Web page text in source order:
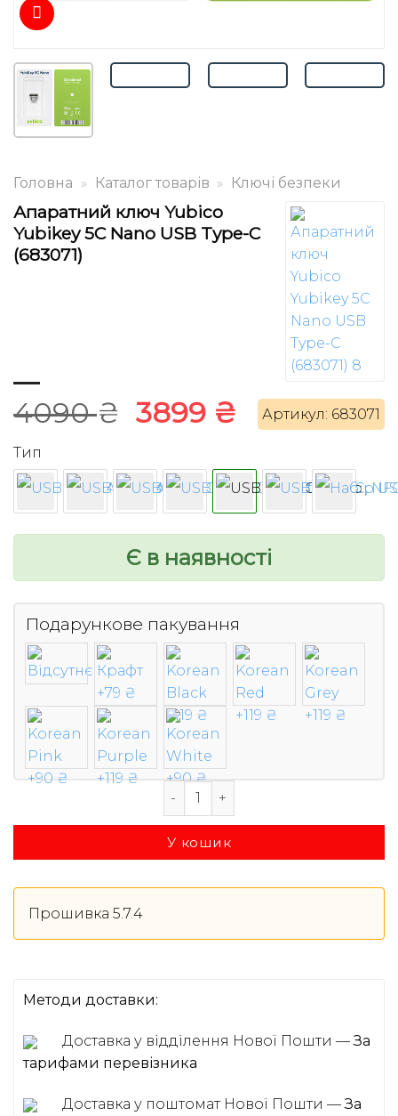
Головна » Каталог товарів » Ключі безпеки
Апаратний ключ Yubico
Yubikey 5C Nano USB Type-C
(683071)
Артикул: 683071
4090₴ Оригінальна
4090 ₴.
3899 ₴Поточна
ціна:
3899 ₴.
Тип
Є в наявності
Подарункове пакування
Апаратний ключ Yubico Yubikey
У кошик
Прошивка 5.7.4
Методи доставки:
Доставка у відділення Нової Пошти —За
тарифами перевізника
Доставка у поштомат Нової Пошти —За